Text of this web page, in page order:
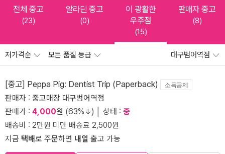
전체 중고
(23)
알라딘 중고
(0)
이 광활한
우주점
(15)
판매자 중고
(8)
저가격순 모든 품질 등급 대구범어역점
[중고] Peppa Pig: Dentist Trip (Paperback) 소득공제
판매자 : 중고매장 대구범어역점
판매가 : 4,000원 (63%↓) │ 상태 : 중
배송비 : 2만원 미만 배송료 2,500원
지금 택배로 주문하면 내일 출고 가능